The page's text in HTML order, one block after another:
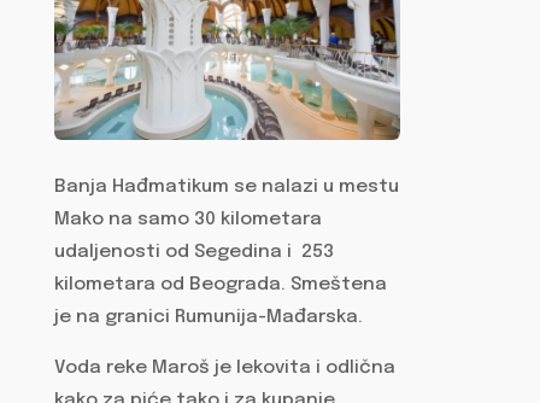
Banja Hađmatikum se nalazi u mestu
Mako na samo 30 kilometara
udaljenosti od Segedina i 253
kilometara od Beograda. Smeštena
je na granici Rumunija-Mađarska.
Voda reke Maroš je lekovita i odlična